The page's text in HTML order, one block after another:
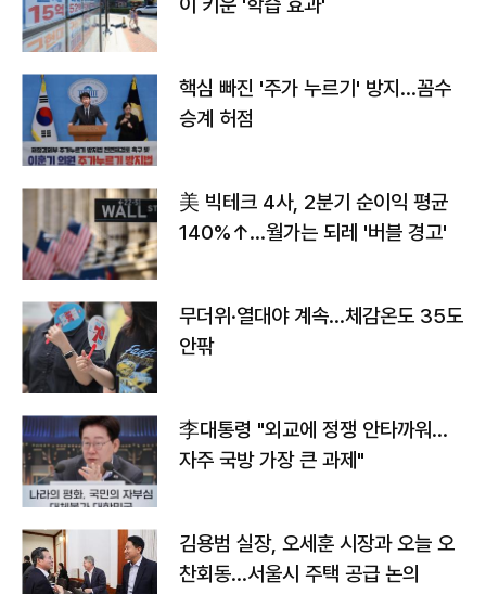
이 키운 '학습 효과'
핵심 빠진 '주가 누르기' 방지…꼼수
승계 허점
美 빅테크 4사, 2분기 순이익 평균
140%↑…월가는 되레 '버블 경고'
무더위·열대야 계속…체감온도 35도
안팎
李대통령 "외교에 정쟁 안타까워…
자주 국방 가장 큰 과제"
김용범 실장, 오세훈 시장과 오늘 오
찬회동...서울시 주택 공급 논의